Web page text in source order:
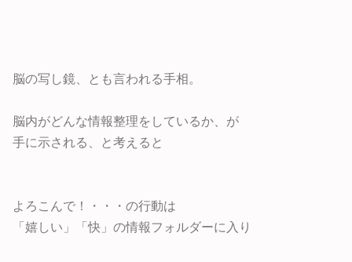
脳の写し鏡、とも言われる手相。
脳内がどんな情報整理をしているか、が
手に示される、と考えると
よろこんで！・・・の行動は
「嬉しい」「快」の情報フォルダーに入り